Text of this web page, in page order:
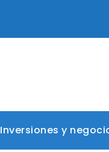
Inversiones y